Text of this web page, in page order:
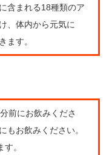
含まれる18種類のア
、体内から元気に
ます。
前にお飲みくださ
もお飲みください。
。